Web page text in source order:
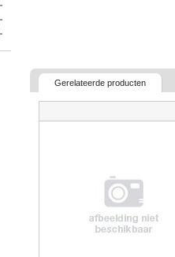
Gerelateerde producten